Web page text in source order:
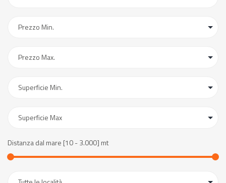
Distanza dal mare [10-3.000] mt